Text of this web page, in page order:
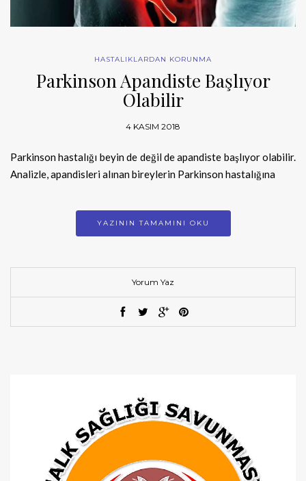
HASTALIKLARDAN KORUNMA
Parkinson Apandiste Başlıyor
Olabilir
4 KASIM 2018
Parkinson hastalığı beyin de değil de apandiste başlıyor olabilir.
Analizle, apandisleri alınan bireylerin Parkinson hastalığına
YAZININ TAMAMINI OKU
Yorum Yaz